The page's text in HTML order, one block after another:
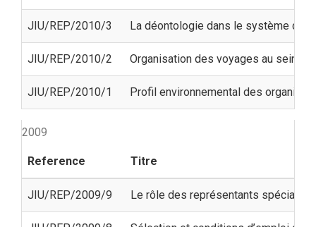
JIU/REP/2010/3 La déontologie dans le système des
JIU/REP/2010/2 Organisation des voyages au sein
JIU/REP/2010/1 Profil environnemental des
2009
Reference Titre
JIU/REP/2009/9 Le rôle des représentants spéciaux